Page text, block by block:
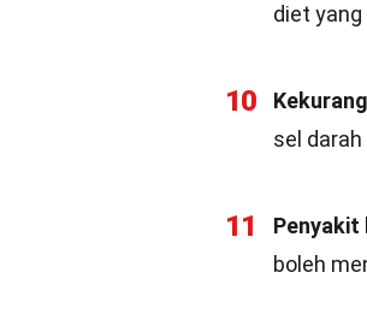
diet
10
sel
11 Penyakit
boleh